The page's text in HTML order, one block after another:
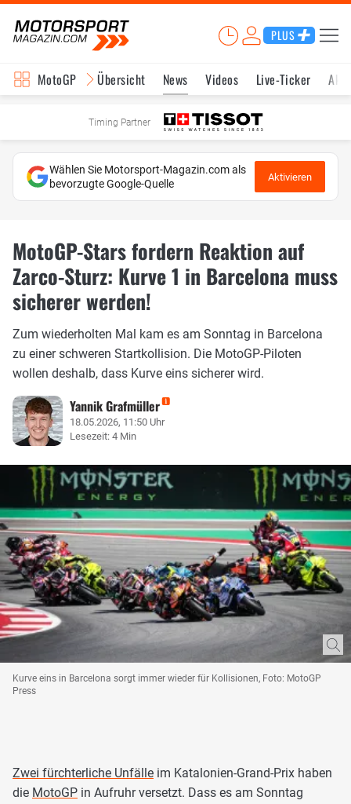
PLUS
MotoGP Übersicht News Videos Live-Ticker
Timing Partner
Wählen Sie Motorsport-Magazin.com als
bevorzugte Google-Quelle
Aktivieren
MotoGP-Stars fordern Reaktion auf
Zarco-Sturz: Kurve 1 in Barcelona muss
sicherer werden!
Zum wiederholten Mal kam es am Sonntag in Barcelona
zu einer schweren Startkollision. Die MotoGP-Piloten
wollen deshalb, dass Kurve eins sicherer wird.
Yannik Grafmüller
18.05.2026, 11:50 Uhr
Lesezeit: 4 Min
Kurve eins in Barcelona sorgt immer wieder für Kollisionen, Foto: MotoGP
Press
Zwei fürchterliche Unfälle im Katalonien-Grand-Prix haben
die MotoGP in Aufruhr versetzt. Dass es am Sonntag